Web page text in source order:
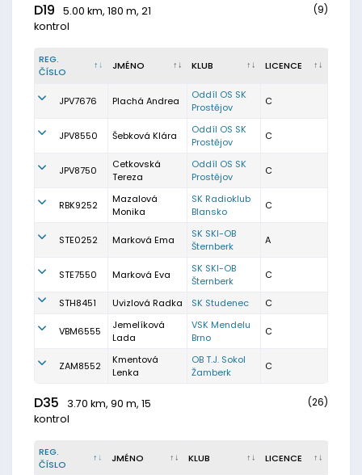
D19
5.00 km, 180 m, 21
kontrol
(9)
REG.
ČÍSLO
JMÉNO KLUB LICENCE
JPV7676 Plachá Andrea
Oddíl OS SK
Prostějov
C
JPV8550 Šebková Klára
Oddíl OS SK
Prostějov
C
JPV8750
Cetkovská
Tereza
Oddíl OS SK
Prostějov
C
RBK9252
Mazalová
Monika
SK Radioklub
Blansko
C
STE0252 Marková Ema
SK SKI-OB
Šternberk
A
STE7550 Marková Eva
SK SKI-OB
Šternberk
C
STH8451 Uvizlová Radka SK Studenec C
VBM6555
Jemelíková
Lada
VSK Mendelu
Brno
C
ZAM8552
Kmentová
Lenka
OB T.J. Sokol
Žamberk
C
D35
3.70 km, 90 m, 15
kontrol
(26)
REG.
ČÍSLO
JMÉNO KLUB LICENCE